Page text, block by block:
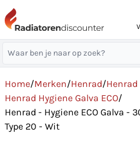
Home/Merken/Henrad/Henrad
Henrad Hygiene Galva ECO/
Henrad - Hygiene ECO Galva -
Type 20 - Wit